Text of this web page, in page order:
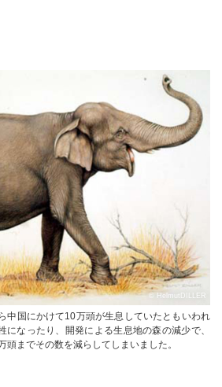
© HelmutDILLER
中国にかけて10万頭が生息していたともいわれ
になったり、開発による生息地の森の減少で、
までその数を減らしてしまいました。